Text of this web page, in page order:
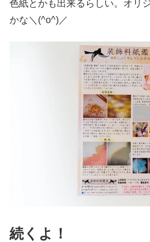
色紙とかも出来るらしい。オリ
かな＼(^o^)／
続くよ！